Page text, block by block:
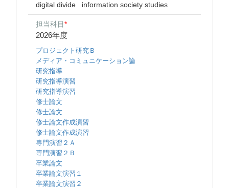
digital divide
information society studies
担当科目*
2026年度
プロジェクト研究Ｂ
メディア・コミュニケーション論
研究指導
研究指導演習
研究指導演習
修士論文
修士論文
修士論文作成演習
修士論文作成演習
専門演習２Ａ
専門演習２Ｂ
卒業論文
卒業論文演習１
卒業論文演習２